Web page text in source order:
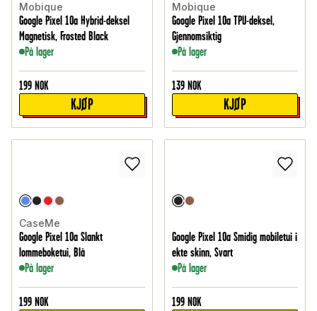
Mobique
Google Pixel 10a Hybrid-deksel
Magnetisk, Frosted Black
På lager
199 NOK
KJØP
Mobique
Google Pixel 10a TPU-deksel,
Gjennomsiktig
På lager
139 NOK
KJØP
CaseMe
Google Pixel 10a Slankt
lommeboketui, Blå
På lager
199 NOK
Google Pixel 10a Smidig mobiletui i
ekte skinn, Svart
På lager
199 NOK